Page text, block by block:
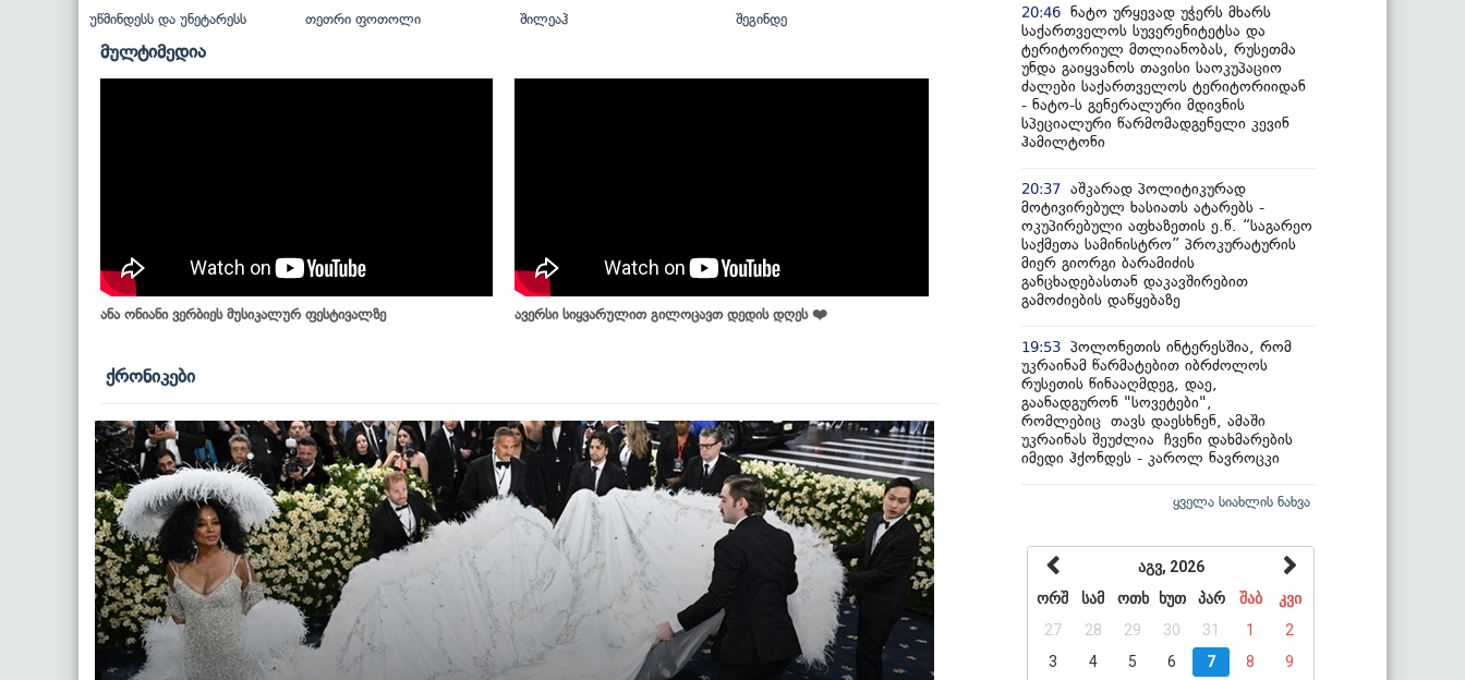
უწმინდესს და უნეტარესს თეთრი ფოთოლი შილეაჰ შეგინდე
მულტიმედია
ანა ონიანი ვერბიეს მუსიკალურ ფესტივალზე ავერსი სიყვარულით გილოცავთ დედის დღეს ❤️
ქრონიკები
20:46 ნატო ურყევად უჭერს მხარს
საქართველოს სუვერენიტეტსა და
ტერიტორიულ მთლიანობას, რუსეთმა
უნდა გაიყვანოს თავისი საოკუპაციო
ძალები საქართველოს ტერიტორიიდან
- ნატო-ს გენერალური მდივნის
სპეციალური წარმომადგენელი კევინ
ჰამილტონი
20:37 აშკარად პოლიტიკურად
მოტივირებულ ხასიათს ატარებს -
ოკუპირებული აფხაზეთის ე.წ. “საგარეო
საქმეთა სამინისტრო” პროკურატურის
მიერ გიორგი ბარამიძის
განცხადებასთან დაკავშირებით
გამოძიების დაწყებაზე
19:53 პოლონეთის ინტერესშია, რომ
უკრაინამ წარმატებით იბრძოლოს
რუსეთის წინააღმდეგ, დაე,
გაანადგურონ "სოვეტები",
რომლებიც თავს დაესხნენ, ამაში
უკრაინას შეუძლია ჩვენი დახმარების
იმედი ჰქონდეს - კაროლ ნავროცკი
ყველა სიახლის ნახვა
აგვ, 2026
ორშ
სამ ოთხ ხუთ პარ შაბ
კვი
27
28 29 30 31 1
2
3
4 5 6 7 8
9